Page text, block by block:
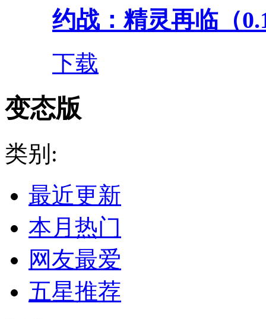
约战：精灵再临（
下载
变态版
类别:
最近更新
本月热门
网友最爱
五星推荐